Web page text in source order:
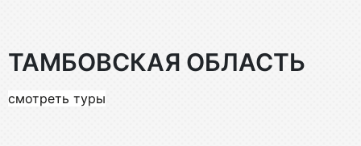
ТАМБОВСКАЯ ОБЛАСТЬ
смотреть туры